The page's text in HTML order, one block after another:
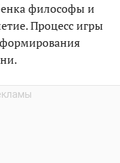
философы и
Процесс игры